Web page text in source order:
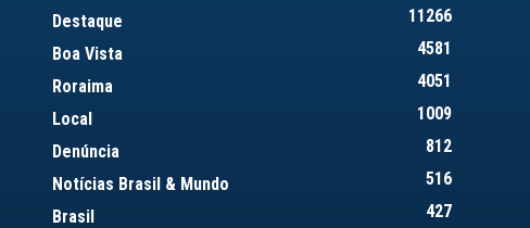
Destaque
11266
Boa Vista
4581
Roraima
4051
Local
1009
Denúncia
812
Notícias Brasil & Mundo
516
Brasil
427